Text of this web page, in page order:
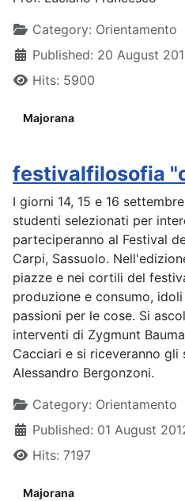
DetailsCategory: Orientamento
Published: 20 August
Hits: 5900
Majorana
festivalfilosofia
I giorni 14, 15 e 16
studenti selezionati per
parteciperanno al Festival
Carpi, Sassuolo.
piazze e nei cortili del
produzione e consumo,
passioni per le cose. Si
interventi di Zygmunt
Cacciari e si riceveranno
Alessandro Bergonzoni.
DetailsCategory: Orientamento
Published: 01 August
Hits: 7197
Majorana